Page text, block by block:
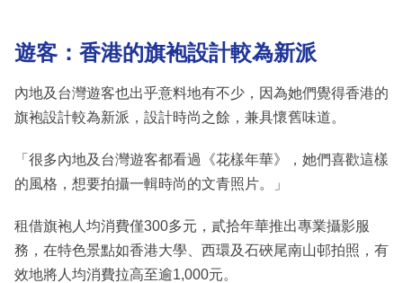
遊客：香港的旗袍設計較為新派
內地及台灣遊客也出乎意料地有不少，因為她們覺得香港的
旗袍設計較為新派，設計時尚之餘，兼具懷舊味道。
「很多內地及台灣遊客都看過《花樣年華》，她們喜歡這樣
的風格，想要拍攝一輯時尚的文青照片。」
租借旗袍人均消費僅300多元，貳拾年華推出專業攝影服
務，在特色景點如香港大學、西環及石硤尾南山邨拍照，有
效地將人均消費拉高至逾1,000元。